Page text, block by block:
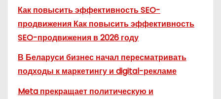
Как повысить эффективность SEO-
продвижения Как повысить эффективность
SEO-продвижения в 2026 году
В Беларуси бизнес начал пересматривать
подходы к маркетингу и digital-рекламе
Meta прекращает политическую и